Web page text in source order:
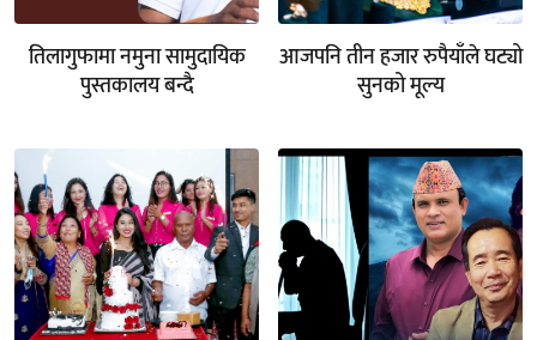
तिलागुफामा नमुना सामुदायिक
पुस्तकालय बन्दै
आजपनि तीन हजार रुपैयाँले घट्यो
सुनको मूल्य